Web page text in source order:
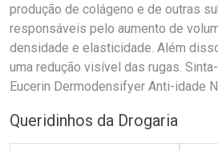
produção de colágeno e de outras
responsáveis pelo aumento de
densidade e elasticidade. Além
uma redução visível das rugas.
Eucerin Dermodensifyer Anti-idade
Queridinhos da Drogaria